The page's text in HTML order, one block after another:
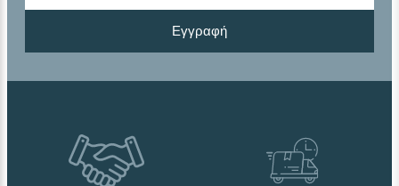
Εγγραφή